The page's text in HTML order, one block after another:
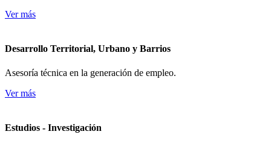
Ver más
Desarrollo Territorial, Urbano y Barrios
Asesoría técnica en la generación de empleo.
Ver más
Estudios - Investigación